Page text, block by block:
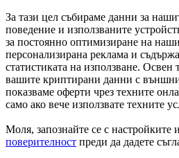
За тази цел събираме данни за
поведение и използваните
за постоянно оптимизиране на
персонализирана реклама и
статистиката на използване.
вашите криптирани данни с
показваме оферти чрез техните
само ако вече използвате техните
Моля, запознайте се с настройките
поверителност преди да дадете